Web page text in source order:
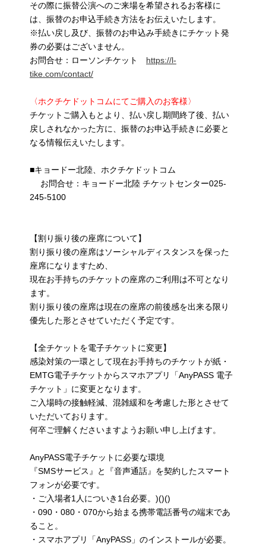
その際に振替公演へのご来場を希望されるお客様に
は、振替のお申込手続き方法をお伝えいたします。
※払い戻し及び、振替のお申込み手続きにチケット発
券の必要はございません。
お問合せ：ローソンチケット https://l-
tike.com/contact/
〈ホクチケドットコムにてご購入のお客様〉
チケットご購入もとより、払い戻し期間終了後、払い
戻しされなかった方に、振替のお申込手続きに必要と
なる情報伝えいたします。
■キョードー北陸、ホクチケドットコム
お問合せ：キョードー北陸 チケットセンター025-
245-5100
【割り振り後の座席について】
割り振り後の座席はソーシャルディスタンスを保った
座席になりますため、
現在お手持ちのチケットの座席のご利用は不可となり
ます。
割り振り後の座席は現在の座席の前後感を出来る限り
優先した形とさせていただく予定です。
【全チケットを電子チケットに変更】
感染対策の一環として現在お手持ちのチケットが紙・
EMTG電子チケットからスマホアプリ「AnyPASS 電子
チケット」に変更となります。
ご入場時の接触軽減、混雑緩和を考慮した形とさせて
いただいております。
何卒ご理解くださいますようお願い申し上げます。
AnyPASS電子チケットに必要な環境
『SMSサービス』と『音声通話』を契約したスマート
フォンが必要です。
・ご入場者1人についき1台必要。)()()
・090・080・070から始まる携帯電話番号の端末であ
ること。
・スマホアプリ「AnyPASS」のインストールが必要。